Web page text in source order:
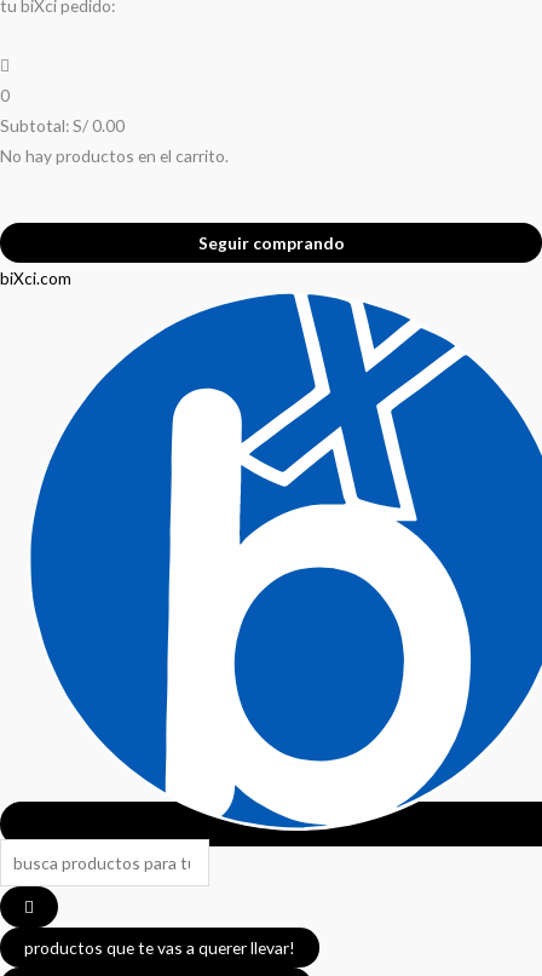
tu biXci pedido:
0
Subtotal:S/ 0.00
No hay productos en el carrito.
Seguir comprando
biXci.com
Search
...
productos que te vas a querer llevar!